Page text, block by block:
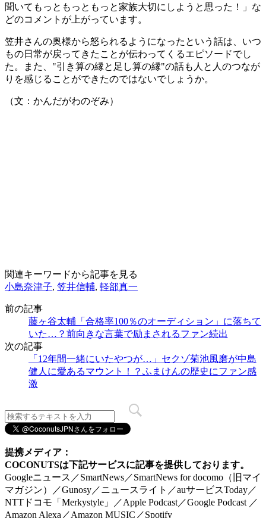
聞いてもっともっともっと家族大切にしようと思った！」な
どのコメントが上がっています。
笠井さんの奥様から怒られるようになったという話は、いつ
もの日常が戻ってきたことが伝わってくるエピソードでし
た。また、"引き算の縁と足し算の縁"の話も人と人のつなが
りを感じることができたのではないでしょうか。
（文：かんだがわのぞみ）
関連キーワードから記事を見る
小島奈津子, 笠井信輔, 軽部真一
前の記事
藤ヶ谷太輔「合格率100％のオーディション」に落ちて
いた…？前向きな言葉で励まされるファン続出
次の記事
「12年間一緒にいたやつが…」セクゾ菊池風磨が中島
健人に愛あるマウント！？ふまけんの歴史にファン感
激
提携メディア：
COCONUTSは下記サービスに記事を提供しております。
Googleニュース／SmartNews／SmartNews for docomo（旧マイ
マガジン）／Gunosy／ニュースライト／auサービスToday／
NTTドコモ「Merkystyle」／Apple Podcast／Google Podcast ／
Amazon Alexa／Amazon MUSIC／Spotify